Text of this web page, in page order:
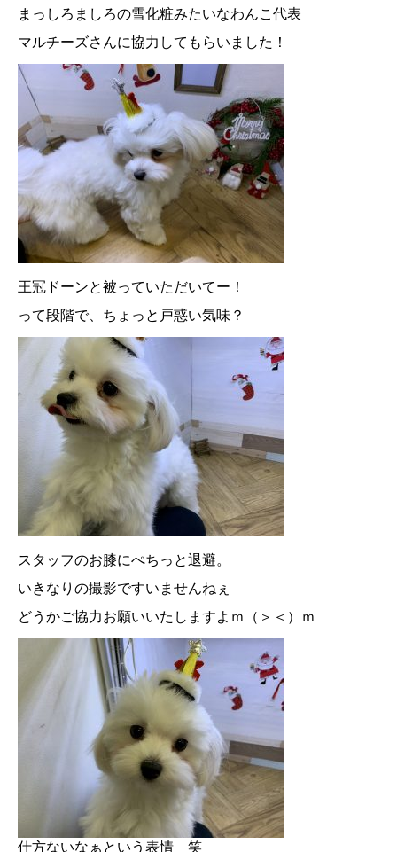
まっしろましろの雪化粧みたいなわんこ代表
マルチーズさんに協力してもらいました！
王冠ドーンと被っていただいてー！
って段階で、ちょっと戸惑い気味？
スタッフのお膝にぺちっと退避。
いきなりの撮影ですいませんねぇ
どうかご協力お願いいたしますよｍ（＞＜）ｍ
仕方ないなぁという表情 笑